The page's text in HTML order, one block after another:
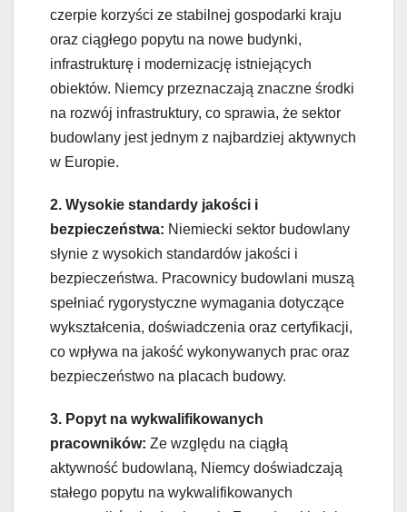
czerpie korzyści ze stabilnej gospodarki kraju
oraz ciągłego popytu na nowe budynki,
infrastrukturę i modernizację istniejących
obiektów. Niemcy przeznaczają znaczne środki
na rozwój infrastruktury, co sprawia, że sektor
budowlany jest jednym z najbardziej aktywnych
w Europie.
2. Wysokie standardy jakości i
bezpieczeństwa: Niemiecki sektor budowlany
słynie z wysokich standardów jakości i
bezpieczeństwa. Pracownicy budowlani muszą
spełniać rygorystyczne wymagania dotyczące
wykształcenia, doświadczenia oraz certyfikacji,
co wpływa na jakość wykonywanych prac oraz
bezpieczeństwo na placach budowy.
3. Popyt na wykwalifikowanych
pracowników: Ze względu na ciągłą
aktywność budowlaną, Niemcy doświadczają
stałego popytu na wykwalifikowanych